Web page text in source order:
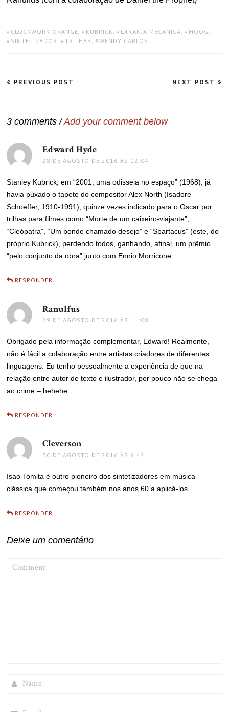
TAGS:
CLOCKWORK ORANGE, KUBRICK, LARANJA MECÂNICA, MOOG ,
SINTETIZADOR, TRILHAS , WENDY CARLOS
Navegação
de
PREVIOUS POST NEXT POST
3 comments /Add your comment below
Edward Hyde
28 DE AGOSTO DE 2016 ÀS 12:04
Stanley Kubrick, em “2001, uma odisseia no espaço” (1968), já
havia puxado o tapete do compositor Alex North (Isadore
Schoeffer, 1910-1991), quinze vezes indicado para o Oscar por
trilhas para filmes como “Morte de um caixeiro-viajante”,
“Cleópatra”, “Um bonde chamado desejo” e “Spartacus” (este, do
próprio Kubrick), perdendo todos, ganhando, afinal, um prêmio
“pelo conjunto da obra” junto com Ennio Morricone.
RESPONDER
Ranulfus
29 DE AGOSTO DE 2016 ÀS 11:08
Obrigado pela informação complementar, Edward! Realmente,
não é fácil a colaboração entre artistas criadores de diferentes
linguagens. Eu tenho pessoalmente a experiência de que na
relação entre autor de texto e ilustrador, por pouco não se chega
ao crime – hehehe
RESPONDER
Cleverson
30 DE AGOSTO DE 2016 ÀS 9:42
Isao Tomita é outro pioneiro dos sintetizadores em música
clássica que começou também nos anos 60 a aplicá-los.
RESPONDER
Deixe um comentário